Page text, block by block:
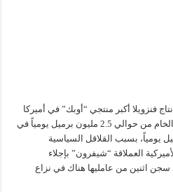
فنزويلا أكبر منتجي “أوبك” في أميركا
اللاتينية. وانخفض إنتاج فنزويلا من الخام من حوالي 2.5 مليون برميل يومياً في
1.5 مليون برميل يومياً، بسبب القلاقل السياسية
العملاقة “شيفرون” بإجلاء
سجن اثنين من عامليها هناك في نزاع